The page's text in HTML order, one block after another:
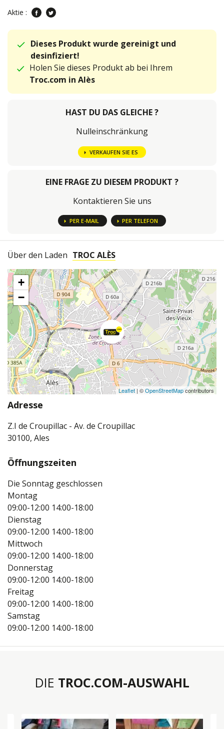
Aktie :
Dieses Produkt wurde gereinigt und
desinfiziert!
Holen Sie dieses Produkt ab bei Ihrem
Troc.com in Alès
HAST DU DAS GLEICHE ?
Nulleinschränkung
VERKAUFEN SIE ES
EINE FRAGE ZU DIESEM PRODUKT ?
Kontaktieren Sie uns
PER E-MAIL PER TELEFON
Über den Laden TROC ALÈS
+
−
Leaflet | ©OpenStreetMapcontributors
Adresse
Z.I de Croupillac - Av. de Croupillac
30100, Ales
Öffnungszeiten
Die Sonntag geschlossen
Montag
09:00-12:00 14:00-18:00
Dienstag
09:00-12:00 14:00-18:00
Mittwoch
09:00-12:00 14:00-18:00
Donnerstag
09:00-12:00 14:00-18:00
Freitag
09:00-12:00 14:00-18:00
Samstag
09:00-12:00 14:00-18:00
DIE TROC.COM-AUSWAHL